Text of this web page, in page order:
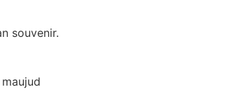
souvenir.